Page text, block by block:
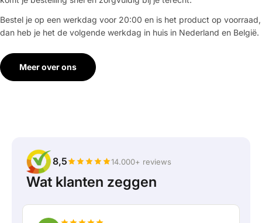
Bestel je op een werkdag voor 20:00 en is het product op voorraad,
dan heb je het de volgende werkdag in huis in Nederland en België.
Meer over ons
8,5 14.000+ reviews
Wat klanten zeggen